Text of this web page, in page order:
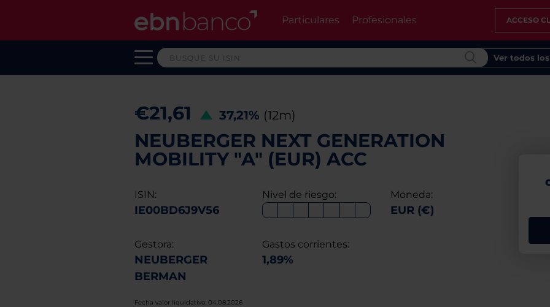
Particulares Profesionales ACCESO
Ver todos
€21,61 37,21% (12m)
NEUBERGER NEXT GENERATION
MOBILITY "A" (EUR) ACC
ISIN:
IE00BD6J9V56
Nivel de riesgo: Moneda:
EUR (€)
Gestora:
NEUBERGER
BERMAN
Gastos corrientes:
1,89%
Fecha valor liquidativo: 04.08.2026